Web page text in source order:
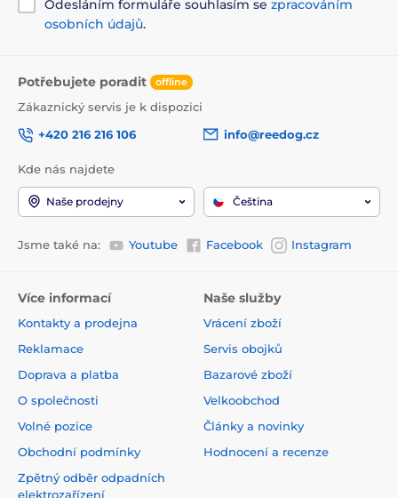
3 200 kcal/kg
Krmný návod: Používejte jako odměnu pro pozitivní
kompletní stravu. Dbejte na to, aby měl pes vždy k
dispozici čerstvou vodu. Doporučené dávkování je
Technické specifikace se mohou změnit bez
výslovného upozornění. Obrázky mají pouze
Odesláním formuláře souhlasím se zpracováním
osobních údajů.
Potřebujete poradit offline
Zákaznický servis je k dispozici
+420 216 216 106
info@reedog.cz
Kde nás najdete
Naše prodejny Čeština
Jsme také na: Youtube Facebook Instagram
Více informací
Kontakty a prodejna
Reklamace
Doprava a platba
O společnosti
Volné pozice
Obchodní podmínky
Zpětný odběr odpadních
elektrozařízení
Naše služby
Vrácení zboží
Servis obojků
Bazarové zboží
Velkoobchod
Články a novinky
Hodnocení a recenze